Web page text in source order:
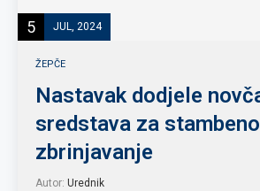
5 JUL, 2024
ŽEPČE
Nastavak dodjele
sredstava za stambeno
zbrinjavanje
Autor: Urednik